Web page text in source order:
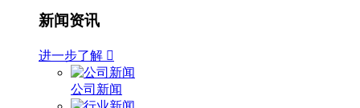
新闻资讯
进一步了解 
公司新闻